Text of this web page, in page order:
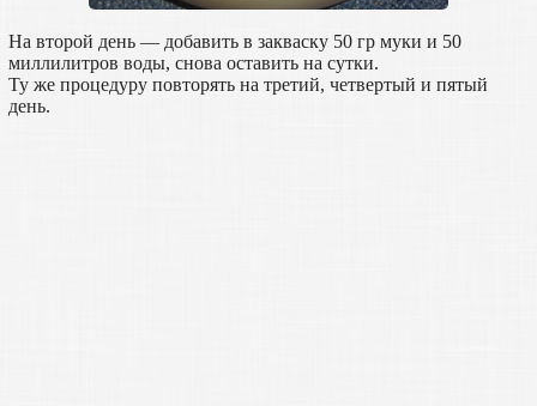
На второй день — добавить в закваску 50 гр муки и 50
миллилитров воды, снова оставить на сутки.
Ту же процедуру повторять на третий, четвертый и пятый
день.